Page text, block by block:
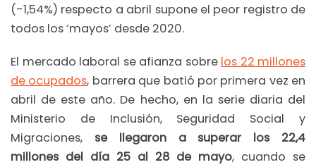
(-1,54%) respecto a abril supone el peor registro de
todos los ‘mayos’ desde 2020.
El mercado laboral se afianza sobre los 22 millones
de ocupados, barrera que batió por primera vez en
abril de este año. De hecho, en la serie diaria del
Ministerio de Inclusión, Seguridad Social y
Migraciones, se llegaron a superar los 22,4
millones del día 25 al 28 de mayo, cuando se